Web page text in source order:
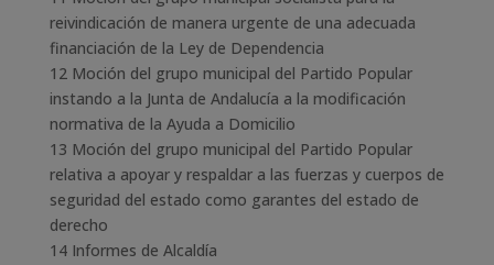
reivindicación de manera urgente de una adecuada
financiación de la Ley de Dependencia
12 Moción del grupo municipal del Partido Popular
instando a la Junta de Andalucía a la modificación
normativa de la Ayuda a Domicilio
13 Moción del grupo municipal del Partido Popular
relativa a apoyar y respaldar a las fuerzas y cuerpos de
seguridad del estado como garantes del estado de
derecho
14 Informes de Alcaldía